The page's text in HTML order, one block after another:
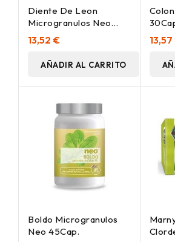
Diente De Leon
Microgranulos Neo
45Cap.
13,52 €
AÑADIR AL CARRITO
Boldo Microgranulos
Neo 45Cap.